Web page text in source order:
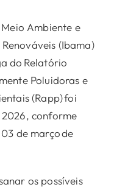
Ambiente e
(Ibama)
do Relatório
Poluidoras e
(Rapp) foi
conforme
de março de
os possíveis